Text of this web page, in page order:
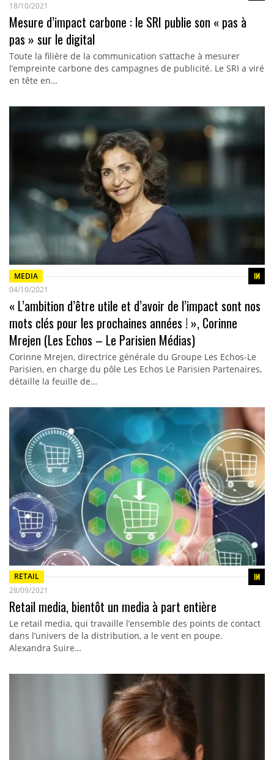
18/10/2021
Mesure d’impact carbone : le SRI publie son « pas à
pas » sur le digital
Toute la filière de la communication s’attache à mesurer
l’empreinte carbone des campagnes de publicité. Le SRI a viré
en tête en…
MEDIA
04/10/2021
« L’ambition d’être utile et d’avoir de l’impact sont nos
mots clés pour les prochaines années ! », Corinne
Mrejen (Les Echos – Le Parisien Médias)
Corinne Mrejen, directrice générale du Groupe Les Echos-Le
Parisien, en charge du pôle Les Echos Le Parisien Partenaires,
détaille la feuille de…
RETAIL
28/09/2021
Retail media, bientôt un media à part entière
Le retail media, qui travaille l’ensemble des points de contact
dans l’univers de la distribution, a le vent en poupe.
Alexandra Suire…